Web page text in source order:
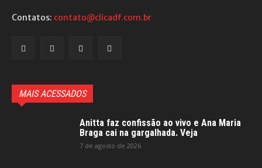
Contatos: contato@clicadf.com.br
MAIS ACESSADOS
Anitta faz confissão ao vivo e Ana Maria
Braga cai na gargalhada. Veja
7 de agosto de 2026